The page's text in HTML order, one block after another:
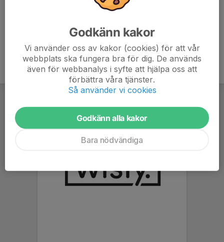
Godkänn kakor
Vi använder oss av kakor (cookies) för att vår
webbplats ska fungera bra för dig. De används
även för webbanalys i syfte att hjälpa oss att
förbättra våra tjänster.
Så använder vi cookies
Godkänn alla kakor
Bara nödvändiga